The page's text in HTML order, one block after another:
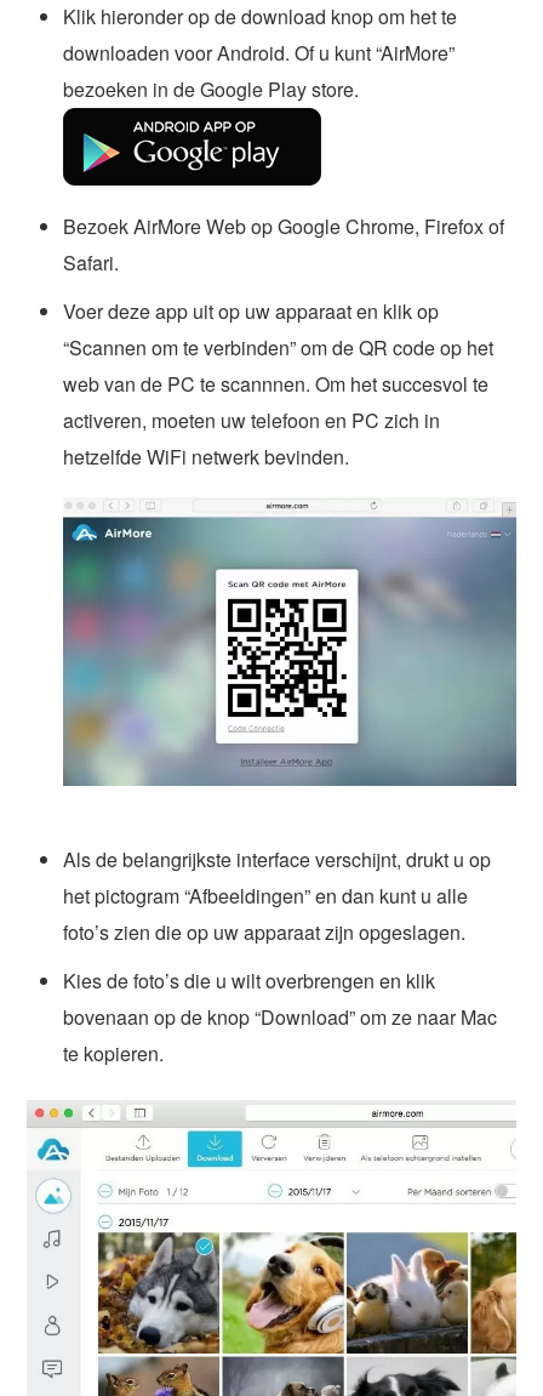
Klik hieronder op de download knop om het te
downloaden voor Android. Of u kunt “AirMore”
bezoeken in de Google Play store.
Bezoek AirMore Web op Google Chrome, Firefox of
Safari.
Voer deze app uit op uw apparaat en klik op
“Scannen om te verbinden” om de QR code op het
web van de PC te scannnen. Om het succesvol te
activeren, moeten uw telefoon en PC zich in
hetzelfde WiFi netwerk bevinden.
Als de belangrijkste interface verschijnt, drukt u op
het pictogram “Afbeeldingen” en dan kunt u alle
foto’s zien die op uw apparaat zijn opgeslagen.
Kies de foto’s die u wilt overbrengen en klik
bovenaan op de knop “Download” om ze naar Mac
te kopieren.